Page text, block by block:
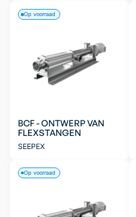
BCF - ONTWERP VAN
FLEXSTANGEN
SEEPEX
Op voorraad
Op voorraad